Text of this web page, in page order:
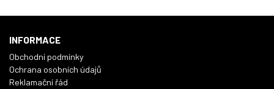
INFORMACE
Obchodní podmínky
Ochrana osobních údajů
Reklamační řád